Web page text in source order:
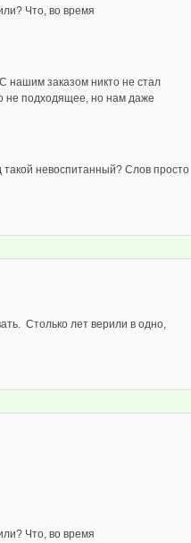
Что, во время
нашим заказом никто не стал
не подходящее, но нам даже
такой невоспитанный? Слов просто
Столько лет верили в одно,
Что, во время